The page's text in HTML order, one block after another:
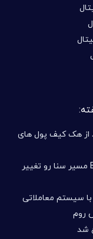
بعد از هک کیف پول های
قانون CLARITY آمریکا - حمایت Block مسیر سنا رو تغییر
سیستم معاملاتی